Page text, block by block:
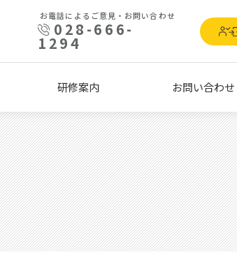
研修案内 お問い合わせ
お電話によるご意見・お問い合わせ
028-666-
1294